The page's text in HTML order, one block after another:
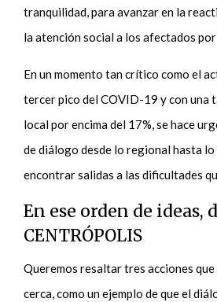
tranquilidad, para avanzar en la
la atención social a los afectados por
En un momento tan crítico como el
tercer pico del COVID-19 y con una
local por encima del 17%, se hace
de diálogo desde lo regional hasta
encontrar salidas a las dificultades
En ese orden de ideas,
CENTRÓPOLIS
Queremos resaltar tres acciones que
cerca, como un ejemplo de que el